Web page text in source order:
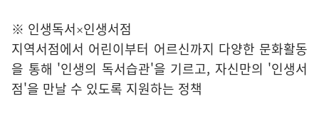
※ 인생독서×인생서점
지역서점에서 어린이부터 어르신까지 다양한 문화활동
을 통해 '인생의 독서습관'을 기르고, 자신만의 '인생서
점'을 만날 수 있도록 지원하는 정책